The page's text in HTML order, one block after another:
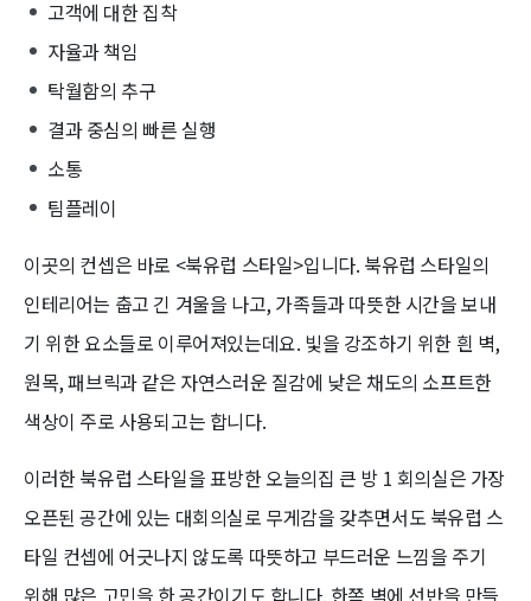
고객에 대한 집착
자율과 책임
탁월함의 추구
결과 중심의 빠른 실행
소통
팀플레이
이곳의 컨셉은 바로 <북유럽 스타일>입니다. 북유럽 스타일의
인테리어는 춥고 긴 겨울을 나고, 가족들과 따뜻한 시간을 보내
기 위한 요소들로 이루어져있는데요. 빛을 강조하기 위한 흰 벽,
원목, 패브릭과 같은 자연스러운 질감에 낮은 채도의 소프트한
색상이 주로 사용되고는 합니다.
이러한 북유럽 스타일을 표방한 오늘의집 큰 방 1 회의실은 가장
오픈된 공간에 있는 대회의실로 무게감을 갖추면서도 북유럽 스
타일 컨셉에 어긋나지 않도록 따뜻하고 부드러운 느낌을 주기